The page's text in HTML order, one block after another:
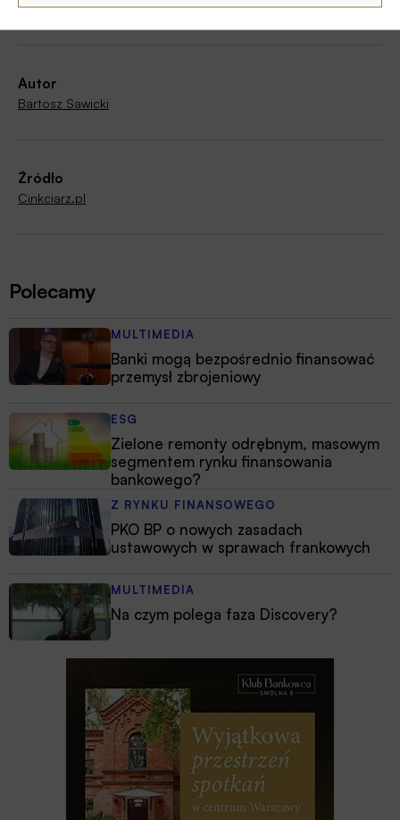
Polski Złoty / PLN Rubel / RUB Waluty
Autor
Bartosz Sawicki
Źródło
Cinkciarz.pl
Polecamy
MULTIMEDIA
Banki mogą bezpośrednio finansować
przemysł zbrojeniowy
ESG
Zielone remonty odrębnym, masowym
segmentem rynku finansowania
bankowego?
Z RYNKU FINANSOWEGO
PKO BP o nowych zasadach
ustawowych w sprawach frankowych
MULTIMEDIA
Na czym polega faza Discovery?